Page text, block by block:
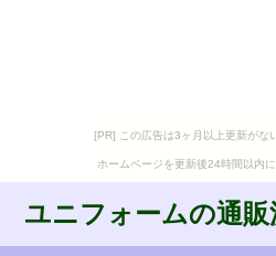
[PR] この広告は3ヶ月以上更新がな
ホームページを更新後24時間以内
ユニフォームの通販